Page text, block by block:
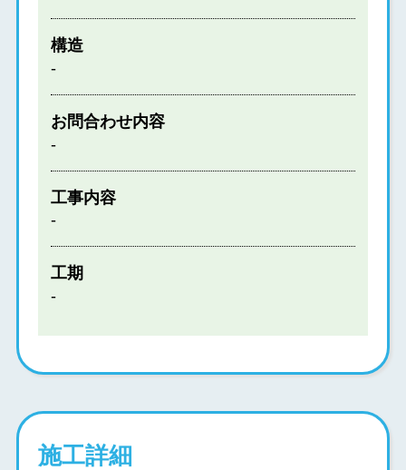
構造
-
お問合わせ内容
-
工事内容
-
工期
-
施工詳細